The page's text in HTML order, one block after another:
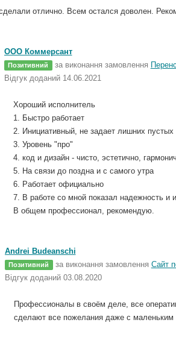
отлично. Всем остался доволен.
ООО Коммерсант
Позитивний за виконання замовлення
Відгук доданий 14.06.2021
Хороший исполнитель
1. Быстро работает
2. Инициативный, не задает лишних
3. Уровень "про"
4. код и дизайн - чисто, эстетично,
5. На связи до поздна и с самого утра
6. Работает официально
7. В работе со мной показал надежность и
В общем профессионал, рекомендую.
Andrei Budeanschi
Позитивний за виконання замовлення Сайт
Відгук доданий 03.08.2020
Профессионалы в своём деле, все
сделают все пожелания даже с